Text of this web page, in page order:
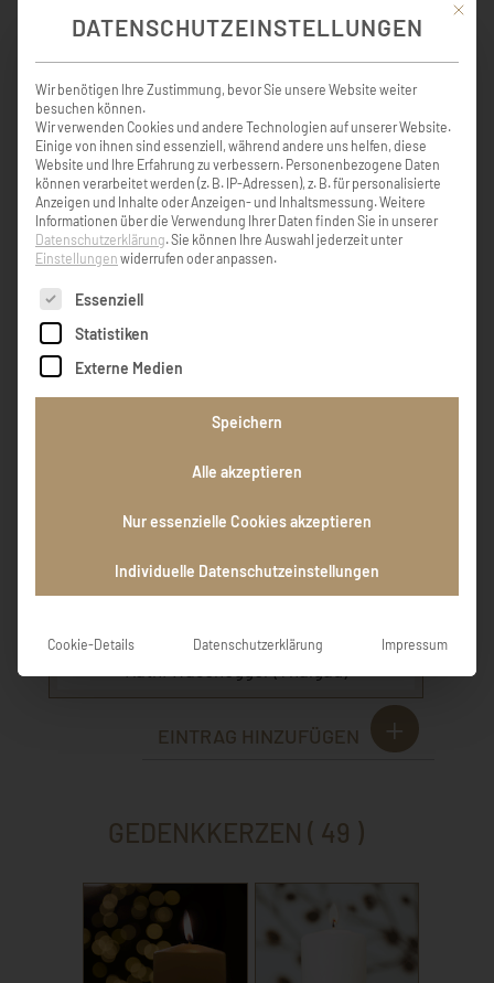
KONDOLENZBUCH ( 4 )
Im Tod verlasse ich die, die ich lieb habe, um
diejenigen zurückzufinden, die ich lieb hatte.
In mitfühlender Anteilnahme,
Lisi Enzinger, Köstendorf
Vertraue auf deine Erinnerungen - sie
bleiben unvergesslich. Vertraue auf deine
Vertraue auf die Zeit - sie lindert den
Schmerz und lässt die Freude
ganzen Familie (Kinder, Schwieger- und
Anteilnahme zum Verlust deines lieben
Simon / eures lieben Vaters, Schwieger- und
wünsche ich viel Energie und Kraft! Ganz
liebe Grüße
EINTRAG HINZUFÜGEN
GEDENKKERZEN ( 49 )
Mit
DATENSCHUTZEINSTELLUNGEN
Wir benötigen Ihre Zustimmung, bevor Sie unsere Website weiter
besuchen können.
Wir verwenden Cookies und andere Technologien auf unserer Website.
Einige von ihnen sind essenziell, während andere uns helfen, diese
Website und Ihre Erfahrung zu verbessern. Personenbezogene Daten
können verarbeitet werden (z. B. IP-Adressen), z. B. für personalisierte
Anzeigen und Inhalte oder Anzeigen- und Inhaltsmessung.Weitere
Informationen über die Verwendung Ihrer Daten finden Sie in unserer
Datenschutzerklärung.Sie können Ihre Auswahl jederzeit unter
Einstellungen widerrufen oder anpassen.
Es folgt eine Liste der Service-Gruppen, für die eine
Essenziell
Statistiken
Externe Medien
Speichern
Alle akzeptieren
Nur essenzielle Cookies akzeptieren
Individuelle Datenschutzeinstellungen
Cookie-Details Datenschutzerklärung Impressum